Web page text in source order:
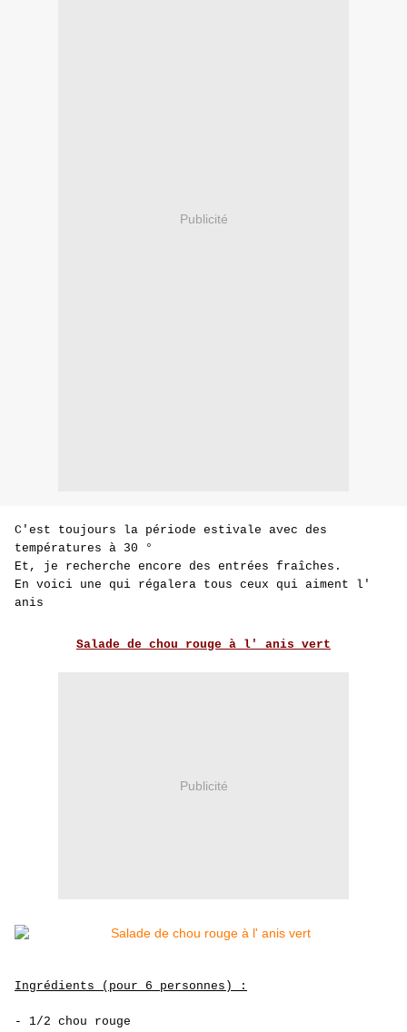
Publicité
C'est toujours la période estivale avec des
températures à 30 °
Et, je recherche encore des entrées fraîches.
En voici une qui régalera tous ceux qui aiment l'
anis
Salade de chou rouge à l' anis vert
Publicité
Ingrédients (pour 6 personnes) :
- 1/2 chou rouge